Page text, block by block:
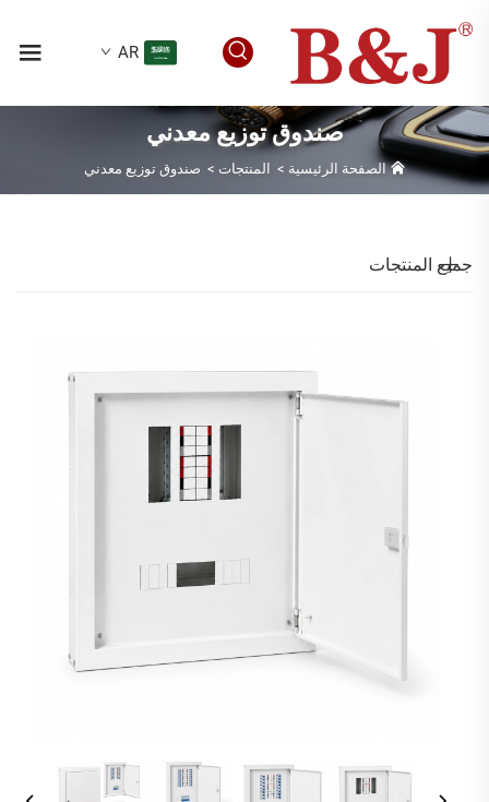
AR
صندوق توزيع معدني
الصفحة الرئيسية > المنتجات > صندوق توزيع معدني
جميع المنتجات